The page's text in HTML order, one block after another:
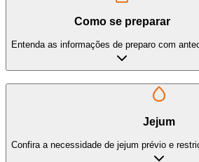
Como se preparar
Entenda as informações de preparo com
Jejum
Confira a necessidade de jejum prévio e